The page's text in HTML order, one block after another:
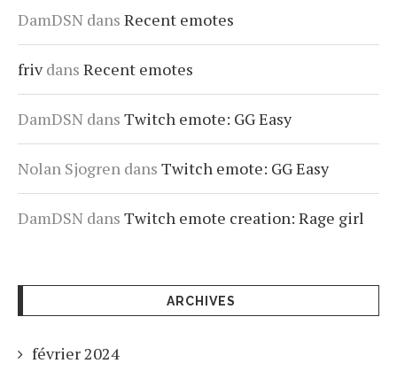
DamDSN dans Recent emotes
frivdans Recent emotes
DamDSN dans Twitch emote: GG Easy
Nolan Sjogren dans Twitch emote: GG Easy
DamDSN dans Twitch emote creation: Rage girl
ARCHIVES
février 2024